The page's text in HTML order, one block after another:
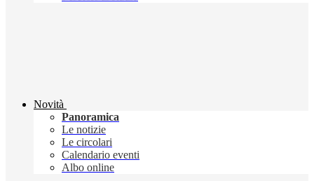
Novità
Panoramica
Le notizie
Le circolari
Calendario eventi
Albo online